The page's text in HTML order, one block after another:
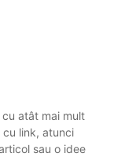
atât mai mult
link, atunci
sau o idee